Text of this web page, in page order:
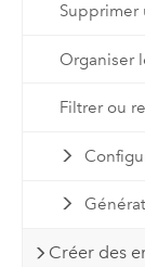
Supprimer
Organiser
Filtrer ou
Créer des